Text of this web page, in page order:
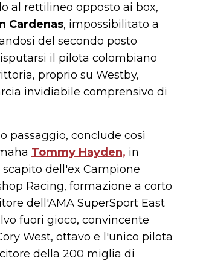
al rettilineo opposto ai box,
Cardenas, impossibilitato a
del secondo posto
il pilota colombiano
proprio su Westby,
invidiabile comprensivo di
passaggio, conclude così
Tommy Hayden, in
dell'ex Campione
Racing, formazione a corto
dell'AMA SuperSport East
fuori gioco, convincente
West, ottavo e l'unico pilota
della 200 miglia di